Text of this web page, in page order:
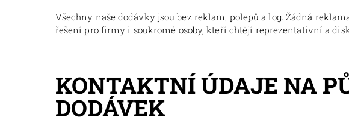
Všechny naše dodávky jsou bez reklam, polepů a log. Žádná
řešení pro firmy i soukromé osoby, kteří chtějí reprezentativní a
KONTAKTNÍ ÚDAJE NA
DODÁVEK